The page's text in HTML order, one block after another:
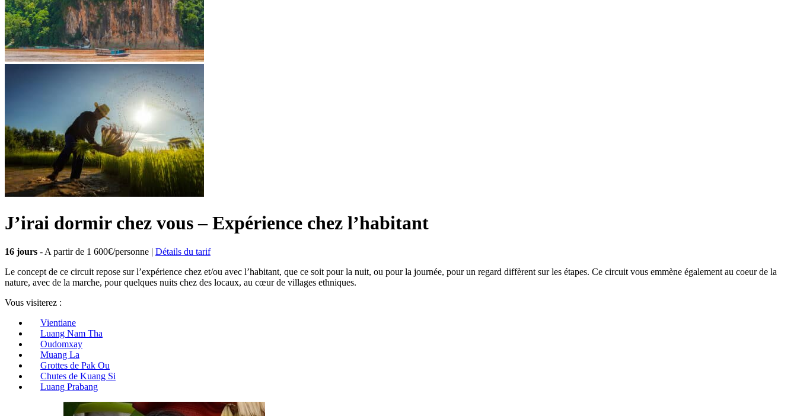
J’irai dormir chez vous – Expérience chez l’habitant
16 jours - A partir de 1 600€/personne | Détails du tarif
Le concept de ce circuit repose sur l’expérience chez et/ou avec l’habitant, que ce soit pour la nuit, ou pour la journée, pour un regard diffèrent sur les étapes. Ce circuit vous emmène également au coeur de la
nature, avec de la marche, pour quelques nuits chez des locaux, au cœur de villages ethniques.
Vous visiterez :
Vientiane
Luang Nam Tha
Oudomxay
Muang La
Grottes de Pak Ou
Chutes de Kuang Si
Luang Prabang